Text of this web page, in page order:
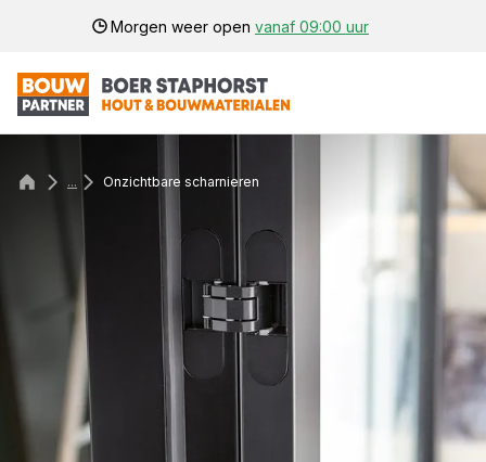
Morgen weer open vanaf 09:00 uur
... Onzichtbare scharnieren